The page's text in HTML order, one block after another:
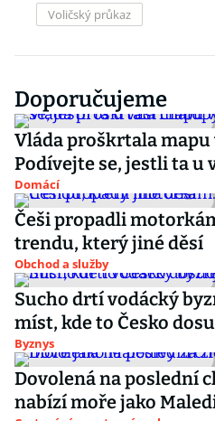
Voličský průkaz
Doporučujeme
Vláda proškrtala
Podívejte se, jestli ta u
Domácí
Češi propadli
trendu, který jiné děsí
Obchod a služby
Sucho drtí vodácký
míst, kde to Česko
Byznys
Dovolená na poslední
nabízí moře jako